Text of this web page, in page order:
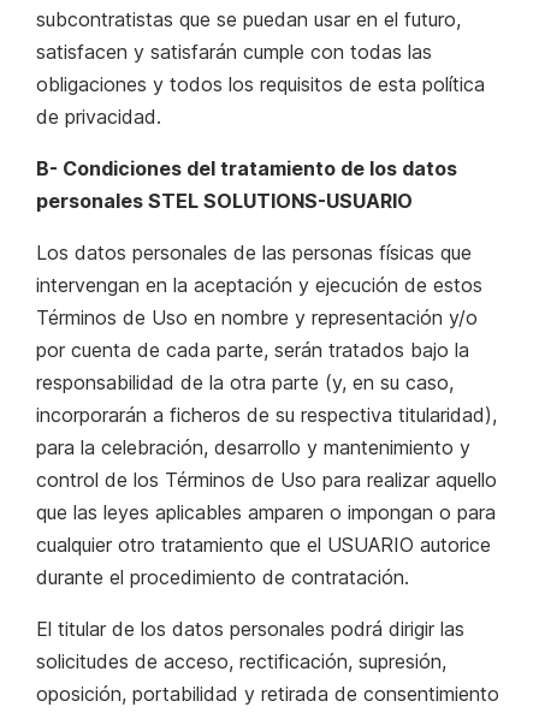
subcontratistas que se puedan usar en el futuro,
satisfacen y satisfarán cumple con todas las
obligaciones y todos los requisitos de esta política
de privacidad.
B- Condiciones del tratamiento de los datos
personales STEL SOLUTIONS-USUARIO
Los datos personales de las personas físicas que
intervengan en la aceptación y ejecución de estos
Términos de Uso en nombre y representación y/o
por cuenta de cada parte, serán tratados bajo la
responsabilidad de la otra parte (y, en su caso,
incorporarán a ficheros de su respectiva titularidad),
para la celebración, desarrollo y mantenimiento y
control de los Términos de Uso para realizar aquello
que las leyes aplicables amparen o impongan o para
cualquier otro tratamiento que el USUARIO autorice
durante el procedimiento de contratación.
El titular de los datos personales podrá dirigir las
solicitudes de acceso, rectificación, supresión,
oposición, portabilidad y retirada de consentimiento